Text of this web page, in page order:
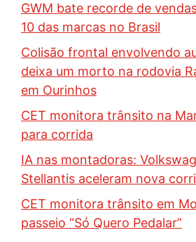
GWM bate recorde de
10 das marcas no Brasil
Colisão frontal envolvendo
deixa um morto na rodovia
em Ourinhos
CET monitora trânsito na
para corrida
IA nas montadoras:
Stellantis aceleram nova
CET monitora trânsito em
passeio “Só Quero Pedalar”